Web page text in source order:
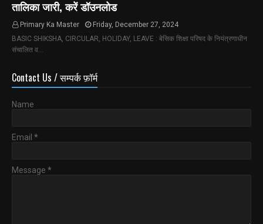
तालिका जारी, करें डॉउनलोड
Primary Ka Master
Friday, December 27, 2024
BASIC SHIKSHA, CIRCULAR, HOLIDAY, LEAVE : बेसिक शिक्षा परिषद के नियंत्रणाधीन
संचालित व…
Contact Us / सम्पर्क फ़ॉर्म
Name
Email *
Message *